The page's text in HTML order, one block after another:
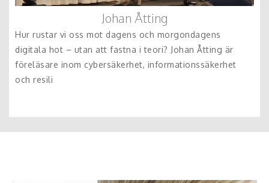
Johan Åtting
Hur rustar vi oss mot dagens och morgondagens
digitala hot – utan att fastna i teori? Johan Åtting är
föreläsare inom cybersäkerhet, informationssäkerhet
och resili